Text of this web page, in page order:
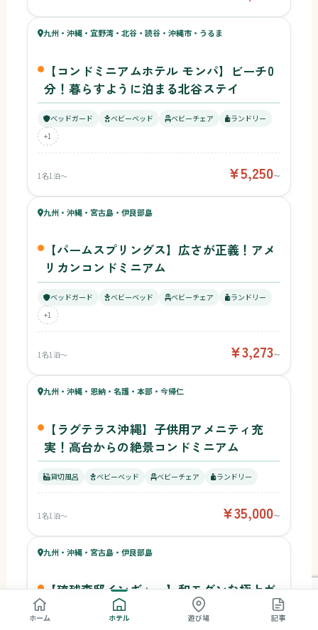
56ベビー
九州・沖縄・宜野湾・北谷・読谷・沖縄市・うるま
【コンドミニアムホテル モンパ】ビーチ0
分！暮らすように泊まる北谷ステイ
ベッドガード ベビーベッド ベビーチェア
ランドリー
+1
1名1泊〜 ¥5,250〜
54ベビー
54キッズ
九州・沖縄・宮古島・伊良部島
【パームスプリングス】広さが正義！アメ
リカンコンドミニアム
ベッドガード ベビーベッド ベビーチェア
ランドリー
+1
1名1泊〜 ¥3,273〜
54ベビー
44キッズ
九州・沖縄・恩納・名護・本部・今帰仁
【ラグテラス沖縄】子供用アメニティ充
実！高台からの絶景コンドミニアム
貸切風呂 ベビーベッド ベビーチェア ランドリー
1名1泊〜 ¥35,000〜
54ベビー
59キッズ
九州・沖縄・宮古島・伊良部島
【琉球李邸インギャー】和モダンな極上ヴ
ィラ
ホーム ホテル 遊び場 記事